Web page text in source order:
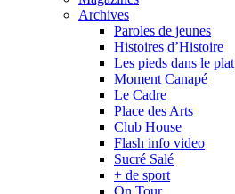
Archives
Paroles de jeunes
Histoires d’Histoire
Les pieds dans le plat
Moment Canapé
Le Cadre
Place des Arts
Club House
Flash info video
Sucré Salé
+ de sport
On Tour